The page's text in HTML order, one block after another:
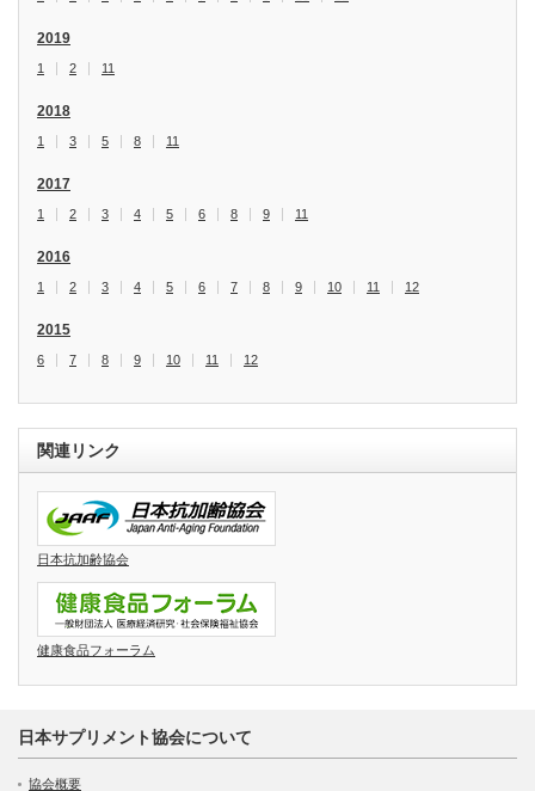
2019
1 2 11
2018
1 3 5 8 11
2017
1 2 3 4 5 6 8 9 11
2016
1 2 3 4 5 6 7 8 9 10 11 12
2015
6 7 8 9 10 11 12
関連リンク
日本抗加齢協会
健康食品フォーラム
日本サプリメント協会について
協会概要